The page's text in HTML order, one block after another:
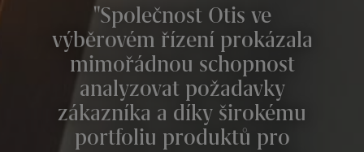
Společnost Otis ve
výběrovém řízení prokázala
mimořádnou schopnost
analyzovat požadavky
zákazníka a díky širokému
portfoliu produktů pro